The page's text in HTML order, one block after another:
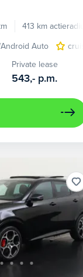
413 km
Auto
Private lease
543,- p.m.